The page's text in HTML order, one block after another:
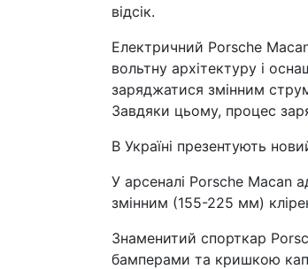
відсік.
Електричний Porsche
вольтну архітектуру і
заряджатися змінним
Завдяки цьому, процес
В Україні презентують
У арсеналі Porsche Macan
змінним (155-225 мм)
Знаменитий спорткар
бамперами та кришкою